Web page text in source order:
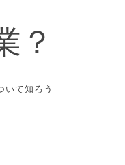
？
いて知ろう